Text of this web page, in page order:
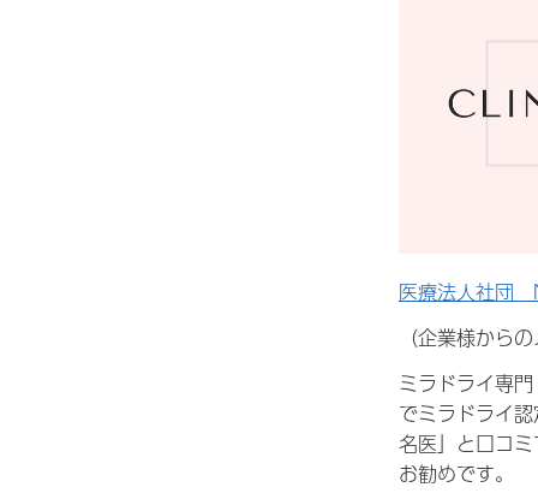
医療法人社団
（企業様から
ミラドライ専
でミラドライ
名医」と口コ
お勧めです。